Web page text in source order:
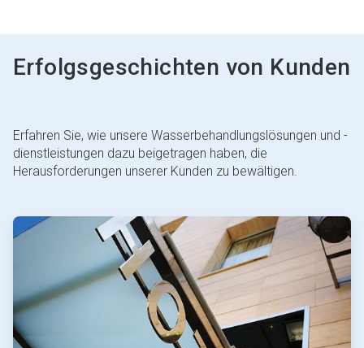
Erfolgsgeschichten von Kunden
Erfahren Sie, wie unsere Wasserbehandlungslösungen und -
dienstleistungen dazu beigetragen haben, die
Herausforderungen unserer Kunden zu bewältigen.
ArticleTile
1